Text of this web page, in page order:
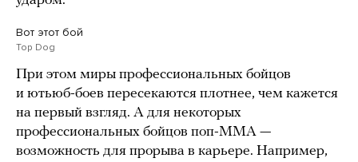
Вот этот бой
Top Dog
При этом миры профессиональных бойцов
и ютьюб-боев пересекаются плотнее, чем кажется
на первый взгляд. А для некоторых
профессиональных бойцов поп-ММА —
возможность для прорыва в карьере. Например,